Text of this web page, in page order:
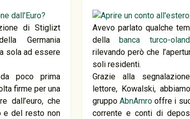
di Stiglizt
Germania
sola ad essere
poco prima
firme per una
dall’euro, che
e del resto non
Avevo parlato qualche
dellabanca turco-
rilevando però che
soli residenti.
Grazie alla
lettore, Kowalski,
gruppoAbnAmro offre i
corrente e conti di